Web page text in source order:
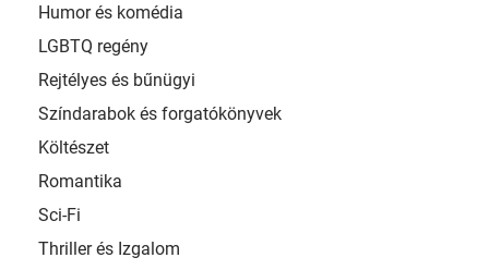
Humor és komédia
LGBTQ regény
Rejtélyes és bűnügyi
Színdarabok és forgatókönyvek
Költészet
Romantika
Sci-Fi
Thriller és Izgalom